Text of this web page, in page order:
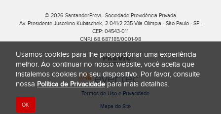
Usamos cookies para lhe proporcionar uma experiência
melhor. Ao continuar no nosso website, você aceita que
instalemos cookies no seu dispositivo. Por favor, consulte
nossa Política de Privacidadepara mais detalhes.
OK
© 2026 SantanderPrevi - Sociedade Previdência Privada
Av. Presidente Juscelino Kubitschek, 2.041/2.235 Vila Olímpia -São Paulo - SP -
CEP: 04543-011
CNPJ 68.687.185/0001-98
Termos de Uso e Privacidade
Mapa do Site